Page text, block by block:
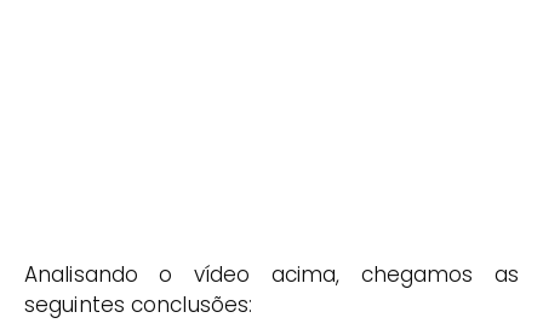
Analisando o vídeo acima, chegamos as
seguintes conclusões: